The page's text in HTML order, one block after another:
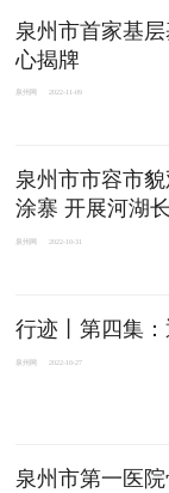
泉州市首家基
心揭牌
泉州网 2022-11-09
泉州市市容市
涂寨 开展河湖
泉州网 2022-10-31
行迹丨第四集
泉州网 2022-10-27
泉州市第一医